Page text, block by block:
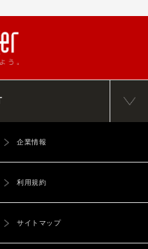
企業情報
利用規約
サイトマップ